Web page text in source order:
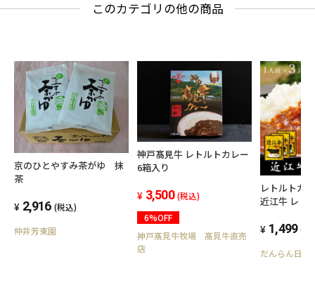
このカテゴリの他の商品
京のひとやすみ茶がゆ 抹
茶
2,916 (税込)
仲井芳東園
神戸髙見牛 レトルトカレー
6箱入り
3,500 (税込)
6%OFF
神戸髙見牛牧場 髙見牛直売
店
レトルトカ
近江牛 レト
当地カレー
災 備蓄 台風
1,499 (税
だんらん日曜